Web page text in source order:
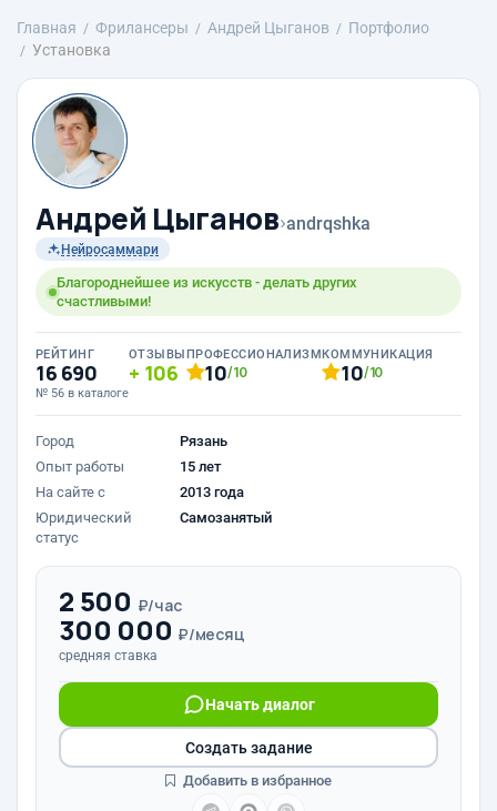
Главная Фрилансеры Андрей Цыганов
Портфолио
Установка
Андрей Цыганов›andrqshka
Нейросаммари
Благороднейшее из искусств - делать других
счастливыми!
РЕЙТИНГ
16 690
№ 56 в каталоге
ОТЗЫВЫ
106
ПРОФЕССИОНАЛИЗМ
10/10
КОММУНИКАЦИЯ
10/10
Город
Рязань
Опыт работы
15 лет
На сайте с
2013 года
Юридический
статус
Самозанятый
2 500 ₽/час
300 000 ₽/месяц
средняя ставка
Начать диалог
Создать задание
Добавить в избранное